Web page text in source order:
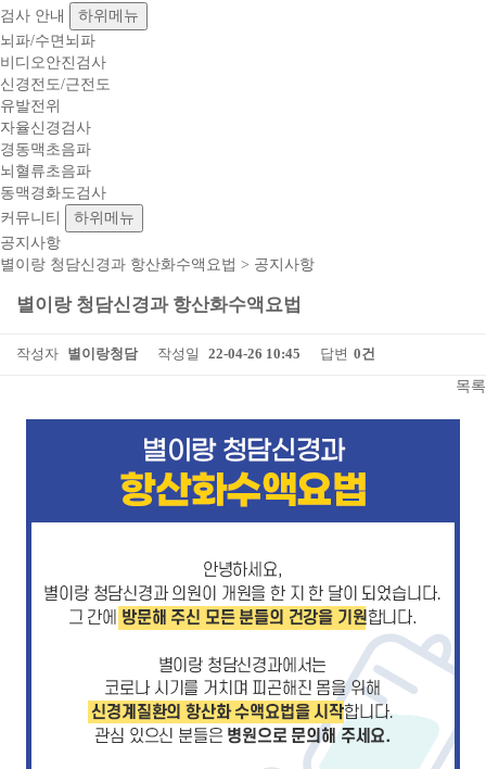
검사 안내
하위메뉴
뇌파/수면뇌파
비디오안진검사
신경전도/근전도
유발전위
자율신경검사
경동맥초음파
뇌혈류초음파
동맥경화도검사
커뮤니티
하위메뉴
공지사항
별이랑 청담신경과 항산화수액요법 > 공지사항
별이랑 청담신경과 항산화수액요법
작성자 별이랑청담 작성일 22-04-26 10:45 답변 0건
목록